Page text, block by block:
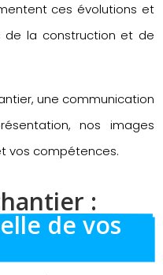
ces évolutions et
la construction et de
une communication
nos images
vos compétences.
:
de vos